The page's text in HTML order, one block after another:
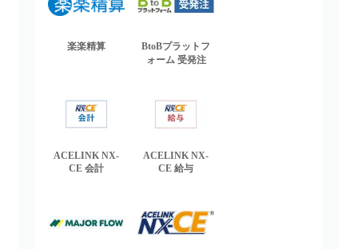
楽楽精算
BtoBプラットフ
ォーム 受発注
ACELINK NX-
CE 会計
ACELINK NX-
CE 給与